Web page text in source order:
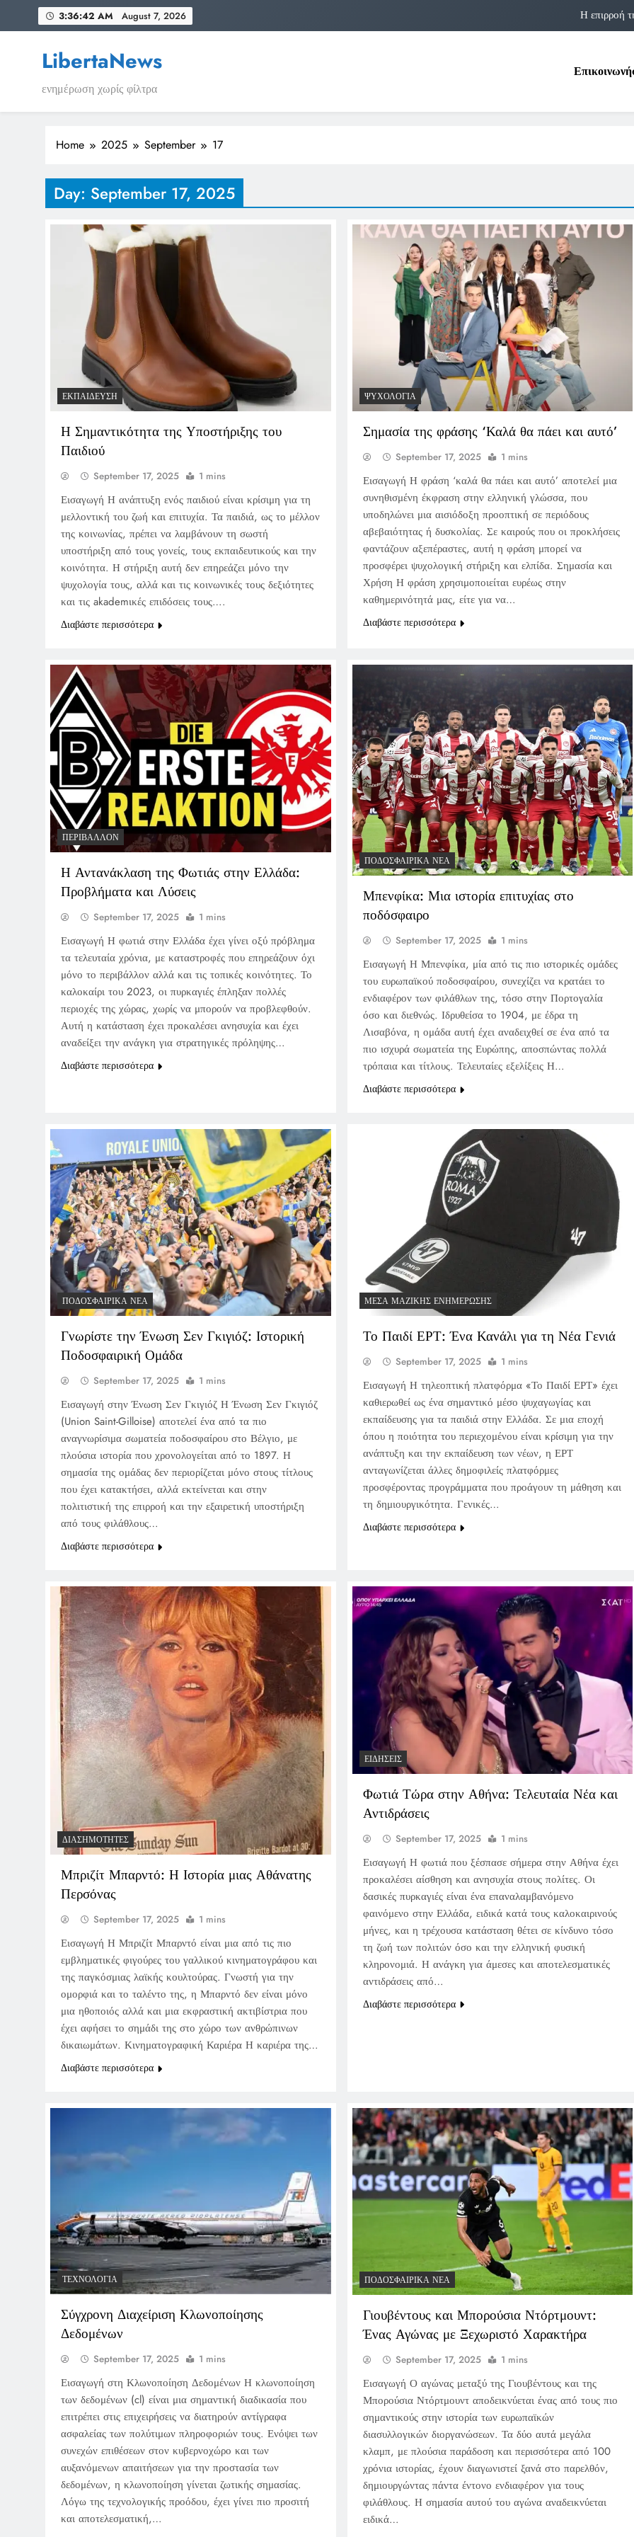
3:36:43 AM August 7, 2026
Η επιρροή
Η Δομνα Μιχαηλίδου και οι
Η επιρροή
Η αστρολογία
LibertaNews
ενημέρωση χωρίς φίλτρα
Home 2025 September 17
Day: September 17, 2025
ΕΚΠΑΊΔΕΥΣΗ
Η Σημαντικότητα της Υποστήριξης του
Παιδιού
September 17, 2025 1 mins
Εισαγωγή Η ανάπτυξη ενός παιδιού είναι κρίσιμη για τη
μελλοντική του ζωή και επιτυχία. Τα παιδιά, ως το μέλλον
της κοινωνίας, πρέπει να λαμβάνουν τη σωστή
υποστήριξη από τους γονείς, τους εκπαιδευτικούς και την
κοινότητα. Η στήριξη αυτή δεν επηρεάζει μόνο την
ψυχολογία τους, αλλά και τις κοινωνικές τους δεξιότητες
και τις akademικές επιδόσεις τους….
Διαβάστε περισσότερα
ΨΥΧΟΛΟΓΊΑ
Σημασία της φράσης ‘Καλά θα πάει και αυτό’
September 17, 2025 1 mins
Εισαγωγή Η φράση ‘καλά θα πάει και αυτό’ αποτελεί μια
συνηθισμένη έκφραση στην ελληνική γλώσσα, που
υποδηλώνει μια αισιόδοξη προοπτική σε περιόδους
αβεβαιότητας ή δυσκολίας. Σε καιρούς που οι προκλήσεις
φαντάζουν αξεπέραστες, αυτή η φράση μπορεί να
προσφέρει ψυχολογική στήριξη και ελπίδα. Σημασία και
Χρήση Η φράση χρησιμοποιείται ευρέως στην
καθημερινότητά μας, είτε για να…
Διαβάστε περισσότερα
ΠΕΡΙΒΆΛΛΟΝ
Η Αντανάκλαση της Φωτιάς στην Ελλάδα:
Προβλήματα και Λύσεις
September 17, 2025 1 mins
Εισαγωγή Η φωτιά στην Ελλάδα έχει γίνει οξύ πρόβλημα
τα τελευταία χρόνια, με καταστροφές που επηρεάζουν όχι
μόνο το περιβάλλον αλλά και τις τοπικές κοινότητες. Το
καλοκαίρι του 2023, οι πυρκαγιές έπληξαν πολλές
περιοχές της χώρας, χωρίς να μπορούν να προβλεφθούν.
Αυτή η κατάσταση έχει προκαλέσει ανησυχία και έχει
αναδείξει την ανάγκη για στρατηγικές πρόληψης…
Διαβάστε περισσότερα
ΠΟΔΟΣΦΑΙΡΙΚΆ ΝΈΑ
Μπενφίκα: Μια ιστορία επιτυχίας στο
ποδόσφαιρο
September 17, 2025 1 mins
Εισαγωγή Η Μπενφίκα, μία από τις πιο ιστορικές ομάδες
του ευρωπαϊκού ποδοσφαίρου, συνεχίζει να κρατάει το
ενδιαφέρον των φιλάθλων της, τόσο στην Πορτογαλία
όσο και διεθνώς. Ιδρυθείσα το 1904, με έδρα τη
Λισαβόνα, η ομάδα αυτή έχει αναδειχθεί σε ένα από τα
πιο ισχυρά σωματεία της Ευρώπης, αποσπώντας πολλά
τρόπαια και τίτλους. Τελευταίες εξελίξεις Η…
Διαβάστε περισσότερα
ΠΟΔΟΣΦΑΙΡΙΚΆ ΝΈΑ
Γνωρίστε την Ένωση Σεν Γκιγιόζ: Ιστορική
Ποδοσφαιρική Ομάδα
September 17, 2025 1 mins
Εισαγωγή στην Ένωση Σεν Γκιγιόζ Η Ένωση Σεν Γκιγιόζ
(Union Saint-Gilloise) αποτελεί ένα από τα πιο
αναγνωρίσιμα σωματεία ποδοσφαίρου στο Βέλγιο, με
πλούσια ιστορία που χρονολογείται από το 1897. Η
σημασία της ομάδας δεν περιορίζεται μόνο στους τίτλους
που έχει κατακτήσει, αλλά εκτείνεται και στην
πολιτιστική της επιρροή και την εξαιρετική υποστήριξη
από τους φιλάθλους…
Διαβάστε περισσότερα
ΜΈΣΑ ΜΑΖΙΚΉΣ ΕΝΗΜΈΡΩΣΗΣ
Το Παιδί ΕΡΤ: Ένα Κανάλι για τη Νέα Γενιά
September 17, 2025 1 mins
Εισαγωγή Η τηλεοπτική πλατφόρμα «Το Παιδί ΕΡΤ» έχει
καθιερωθεί ως ένα σημαντικό μέσο ψυχαγωγίας και
εκπαίδευσης για τα παιδιά στην Ελλάδα. Σε μια εποχή
όπου η ποιότητα του περιεχομένου είναι κρίσιμη για την
ανάπτυξη και την εκπαίδευση των νέων, η ΕΡΤ
ανταγωνίζεται άλλες δημοφιλείς πλατφόρμες
προσφέροντας προγράμματα που προάγουν τη μάθηση και
τη δημιουργικότητα. Γενικές…
Διαβάστε περισσότερα
ΔΙΑΣΗΜΌΤΗΤΕΣ
Μπριζίτ Μπαρντό: Η Ιστορία μιας Αθάνατης
Περσόνας
September 17, 2025 1 mins
Εισαγωγή Η Μπριζίτ Μπαρντό είναι μια από τις πιο
εμβληματικές φιγούρες του γαλλικού κινηματογράφου και
της παγκόσμιας λαϊκής κουλτούρας. Γνωστή για την
ομορφιά και το ταλέντο της, η Μπαρντό δεν είναι μόνο
μια ηθοποιός αλλά και μια εκφραστική ακτιβίστρια που
έχει αφήσει το σημάδι της στο χώρο των ανθρώπινων
δικαιωμάτων. Κινηματογραφική Καριέρα Η καριέρα της…
Διαβάστε περισσότερα
ΕΙΔΉΣΕΙΣ
Φωτιά Τώρα στην Αθήνα: Τελευταία Νέα και
Αντιδράσεις
September 17, 2025 1 mins
Εισαγωγή Η φωτιά που ξέσπασε σήμερα στην Αθήνα έχει
προκαλέσει αίσθηση και ανησυχία στους πολίτες. Οι
δασικές πυρκαγιές είναι ένα επαναλαμβανόμενο
φαινόμενο στην Ελλάδα, ειδικά κατά τους καλοκαιρινούς
μήνες, και η τρέχουσα κατάσταση θέτει σε κίνδυνο τόσο
τη ζωή των πολιτών όσο και την ελληνική φυσική
κληρονομιά. Η ανάγκη για άμεσες και αποτελεσματικές
αντιδράσεις από…
Διαβάστε περισσότερα
ΤΕΧΝΟΛΟΓΊΑ
Σύγχρονη Διαχείριση Κλωνοποίησης
Δεδομένων
September 17, 2025 1 mins
Εισαγωγή στη Κλωνοποίηση Δεδομένων Η κλωνοποίηση
των δεδομένων (cl) είναι μια σημαντική διαδικασία που
επιτρέπει στις επιχειρήσεις να διατηρούν αντίγραφα
ασφαλείας των πολύτιμων πληροφοριών τους. Ενόψει των
συνεχών επιθέσεων στον κυβερνοχώρο και των
αυξανόμενων απαιτήσεων για την προστασία των
δεδομένων, η κλωνοποίηση γίνεται ζωτικής σημασίας.
Λόγω της τεχνολογικής προόδου, έχει γίνει πιο προσιτή
και αποτελεσματική,…
ΠΟΔΟΣΦΑΙΡΙΚΆ ΝΈΑ
Γιουβέντους και Μπορούσια Ντόρτμουντ:
Ένας Αγώνας με Ξεχωριστό Χαρακτήρα
September 17, 2025 1 mins
Εισαγωγή Ο αγώνας μεταξύ της Γιουβέντους και της
Μπορούσια Ντόρτμουντ αποδεικνύεται ένας από τους πιο
σημαντικούς στην ιστορία των ευρωπαϊκών
διασυλλογικών διοργανώσεων. Τα δύο αυτά μεγάλα
κλαμπ, με πλούσια παράδοση και περισσότερα από 100
χρόνια ιστορίας, έχουν διαγωνιστεί ξανά στο παρελθόν,
δημιουργώντας πάντα έντονο ενδιαφέρον για τους
φιλάθλους. Η σημασία αυτού του αγώνα αναδεικνύεται
ειδικά…